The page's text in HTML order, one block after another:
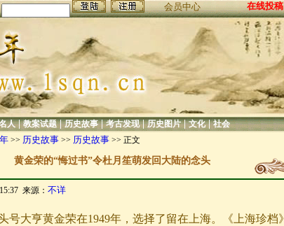
会员中心 在线投稿
人|教案试题|历史故事|考古发现|历史图片|文化|社会
>> 历史故事>> 历史故事>> 正文
黄金荣的“悔过书”令杜月笙萌发回大陆的念头
来源： 不详
大亨黄金荣在1949年，选择了留在上海。《上海珍档》